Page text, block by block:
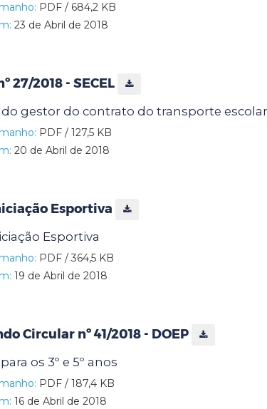
PDF / 684,2 KB
23 de Abril de 2018
27/2018 - SECEL
gestor do contrato do transporte escolar
PDF / 127,5 KB
20 de Abril de 2018
Esportiva
Esportiva
PDF / 364,5 KB
19 de Abril de 2018
Circular nº 41/2018 - DOEP
os 3º e 5º anos
PDF / 187,4 KB
16 de Abril de 2018